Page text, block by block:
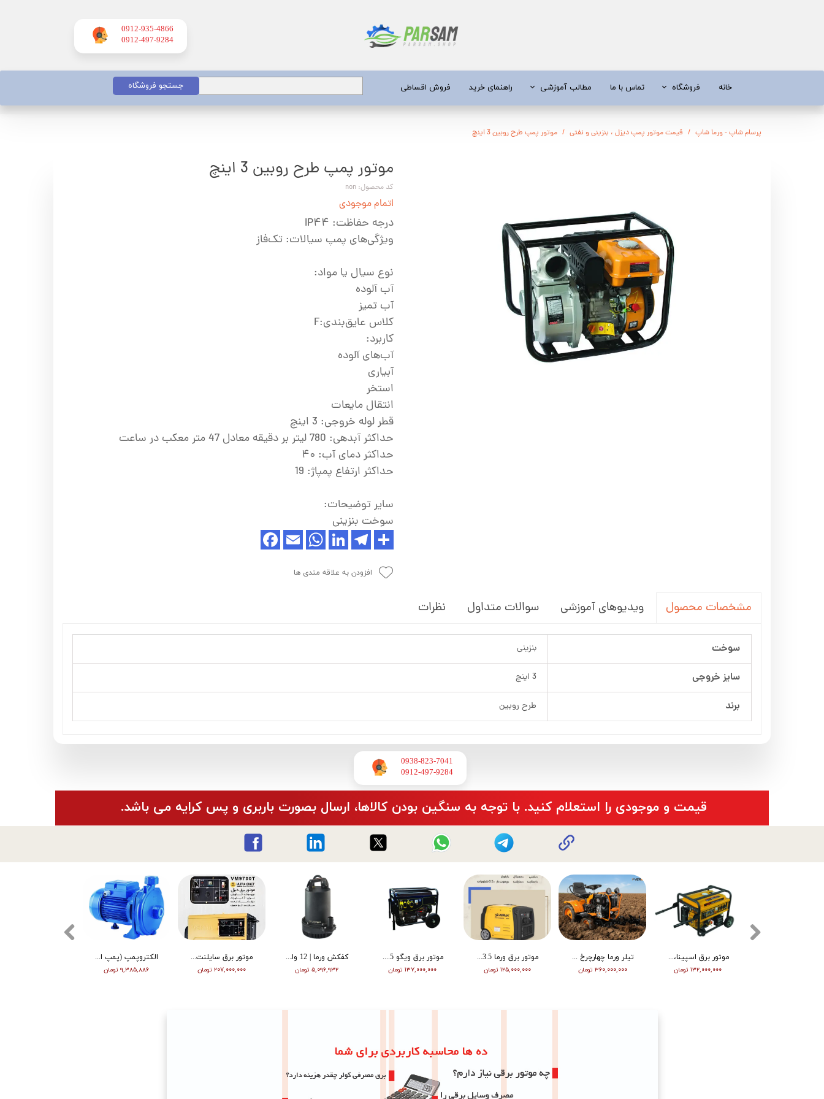
0912-935-4866
​​​​​​​0912-497-9284
خانه فروشگاه
آبسردکن و دستگاه تصفیه آب
پمپ آب
کفکش / لجن کش
موتور پمپ
اره زنجیری / علفتراش
شناور چاه عمیق
سمپاش
بخارشو
تماس با ما مطالب آموزشی
تیلر
پمپ آب خانگی
ابزار و قطعات
کارواش
موتور تک
موتور پمپ
سمپاش
راهنمای خرید فروش اقساطی جستجو فروشگاه
پرسام شاپ - ورما شاپ قیمت موتور پمپ دیزل ، بنزینی و نفتی موتور پمپ طرح روبین 3 اینچ
موتور پمپ طرح روبین 3 اینچ
کد محصول: non
اتمام موجودی
درجه حفاظت: IP۴۴
ویژگی‌های پمپ سیالات: تک‌فاز
نوع سیال یا مواد:
آب آلوده
آب تمیز
کلاس عایق‌بندی:F
کاربرد:
آب‌های آلوده
آبیاری
استخر
انتقال مایعات
قطر لوله خروجی: 3 اینچ
حداکثر آبدهی: 780 لیتر بر دقیقه معادل 47 متر معکب در ساعت
حداکثر دمای آب: ۴۰
حداکثر ارتفاع پمپاژ: 19
سایر توضیحات:
سوخت بنزینی
افزودن به علاقه مندی ها
مشخصات محصول ویدیوهای آموزشی سوالات متداول نظرات
سوخت بنزینی
سایز خروجی 3 اینچ
برند طرح روبین
0938-823-7041
​​​​​​​0912-497-9284
​قیمت و موجودی را استعلام کنید. با توجه به سنگین بودن کالاها، ارسال بصورت باربری و پس کرایه می باشد.
الکتروپمپ (پمپ اب ) ویگو بشقابی 0/5 اسب پروانه پلاستیک CPM130
۹,۳۸۵,۸۸۶ تومان
موتور برق سایلنت ورما گازوییلی 7 کیلووات VM9700T
۲۰۷,۰۰۰,۰۰۰ تومان
کفکش ورما | 12 ولت | 20 متری | 1 اینچ | مشکی | VMDC-12V 1
۵,۰۹۶,۹۳۲ تومان
موتور برق ویگو 8.5 کیلووات بنزینی سه فاز WG11500T
۱۳۷,۰۰۰,۰۰۰ تومان
موتور برق ورما 3.5 کیلووات سایلنت اینورتر ریموت دار VM6500i
۱۲۵,۰۰۰,۰۰۰ تومان
تیلر ورما چهارچرخ (مینی تراکتور) ، دیزل ، چرخ بزرگ ، دوچراغ، استارت vm001
۳۶۰,۰۰۰,۰۰۰ تومان
موتور برق اسپینا، تکفاز 8 کیلو وات، ATS دار مدل SP18000E
۱۳۲,۰۰۰,۰۰۰ تومان